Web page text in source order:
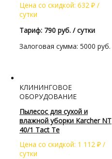
Цена со скидкой: 632 ₽ /
сутки
Тариф: 790 руб. / сутки
Залоговая сумма: 5000 руб.
КЛИНИНГОВОЕ
ОБОРУДОВАНИЕ
Пылесос для сухой и
влажной уборки Karcher NT
40/1 Tact Te
Цена со скидкой: 1 112 ₽ /
сутки